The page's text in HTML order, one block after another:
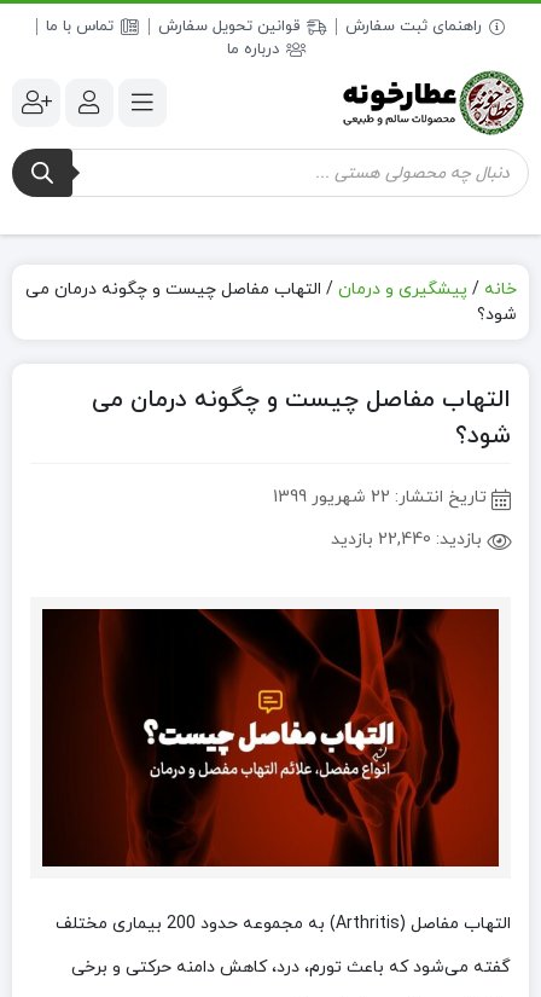
راهنمای ثبت سفارش قوانین تحویل سفارش
تماس با ما
درباره ما
جستجوی
محصولات
خانه / پیشگیری و درمان / التهاب مفاصل چیست و چگونه درمان می
شود؟
التهاب مفاصل چیست و چگونه درمان می
شود؟
تاریخ انتشار: 22 شهریور 1399
بازدید: 22,440 بازدید
التهاب مفاصل (Arthritis) به مجموعه حدود 200 بیماری مختلف
گفته می‌شود که باعث تورم، درد، کاهش دامنه حرکتی و برخی